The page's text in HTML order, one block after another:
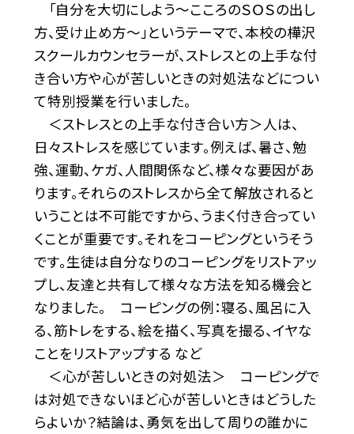
「自分を大切にしよう～こころのＳＯＳの出し
方、受け止め方～」というテーマで、本校の樺沢
スクールカウンセラーが、ストレスとの上手な付
き合い方や心が苦しいときの対処法などについ
て特別授業を行いました。
＜ストレスとの上手な付き合い方＞人は、
日々ストレスを感じています。例えば、暑さ、勉
強、運動、ケガ、人間関係など、様々な要因があ
ります。それらのストレスから全て解放されると
いうことは不可能ですから、うまく付き合ってい
くことが重要です。それをコーピングというそう
です。生徒は自分なりのコーピングをリストアッ
プし、友達と共有して様々な方法を知る機会と
なりました。 コーピングの例：寝る、風呂に入
る、筋トレをする、絵を描く、写真を撮る、イヤな
ことをリストアップする など
＜心が苦しいときの対処法＞ コーピングで
は対処できないほど心が苦しいときはどうした
らよいか？結論は、勇気を出して周りの誰かに